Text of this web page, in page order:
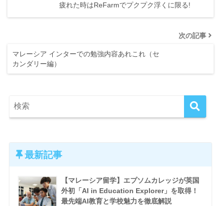
疲れた時はReFarmでプクプク浮くに限る!
次の記事
マレーシア インターでの勉強内容あれこれ（セ
カンダリー編）
最新記事
【マレーシア留学】エプソムカレッジが英国
外初「AI in Education Explorer」を取得！
最先端AI教育と学校魅力を徹底解説